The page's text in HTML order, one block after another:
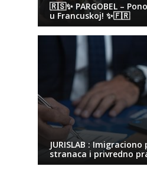
🇷🇸✨ PARGOBEL –
u Francuskoj! ✨🇫🇷
JURISLAB :
stranaca i privredno